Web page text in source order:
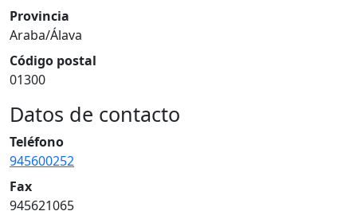
Provincia
Araba/Álava
Código postal
01300
Datos de contacto
Teléfono
945600252
Fax
945621065